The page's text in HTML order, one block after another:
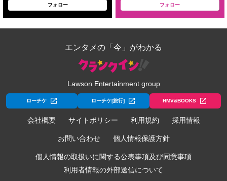
フォロー フォロー
エンタメの「今」がわかる
Lawson Entertainment group
ローチケ ローチケ[旅行] HMV&BOOKS
会社概要 サイトポリシー 利用規約 採用情報
お問い合わせ 個人情報保護方針
個人情報の取扱いに関する公表事項及び同意事項
利用者情報の外部送信について